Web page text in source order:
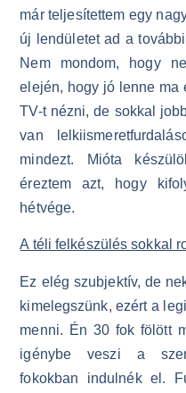
már teljesítettem egy
új lendületet ad a
Nem mondom, hogy
elején, hogy jó lenne ma
TV-t nézni, de sokkal
van
mindezt. Mióta
éreztem azt, hogy
hétvége.
A téli felkészülés sokkal
Ez elég szubjektív, de
kimelegszünk, ezért a
menni. Én 30 fok fölött
igénybe veszi a
fokokban indulnék el.